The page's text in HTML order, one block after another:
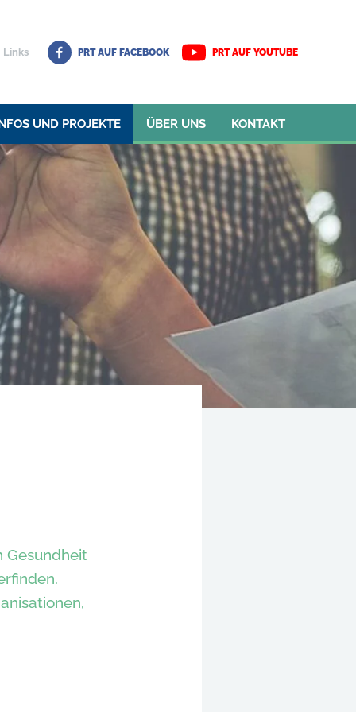
Links PRT AUF FACEBOOK PRT AUF YOUTUBE
UND PROJEKTE ÜBER UNS KONTAKT
Gesundheit